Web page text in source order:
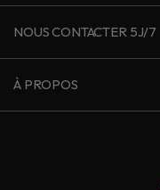
NOUS CONTACTER 5J/7
À PROPOS